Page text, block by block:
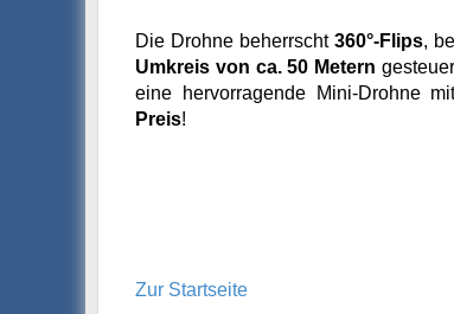
Die Drohne beherrscht 360°-Flips,
Umkreis von ca. 50 Metern
eine hervorragende Mini-Drohne
Preis!
Zur Startseite